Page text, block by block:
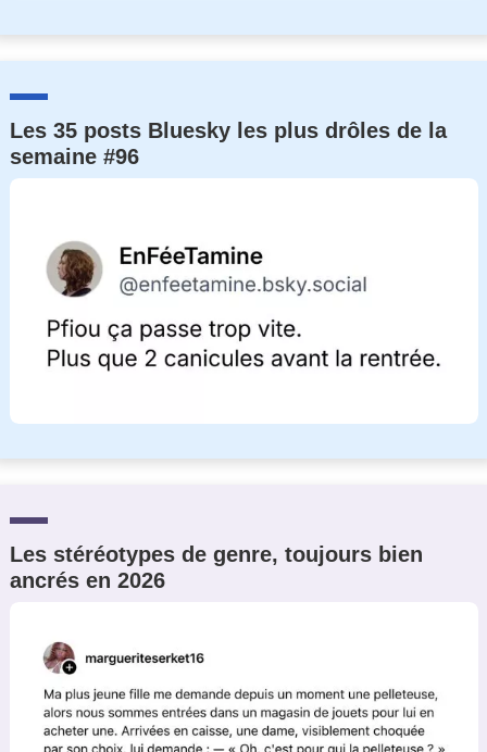
Les 35 posts Bluesky les plus drôles de la
semaine #96
Les stéréotypes de genre, toujours bien
ancrés en 2026